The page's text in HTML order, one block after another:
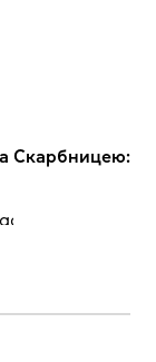
Скарбницею: